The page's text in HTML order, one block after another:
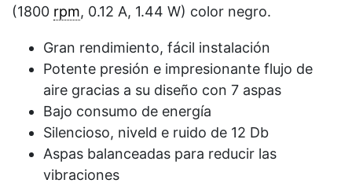
(1800 rpm, 0.12 A, 1.44 W) color negro.
Gran rendimiento, fácil instalación
Potente presión e impresionante flujo de
aire gracias a su diseño con 7 aspas
Bajo consumo de energía
Silencioso, niveld e ruido de 12 Db
Aspas balanceadas para reducir las
vibraciones